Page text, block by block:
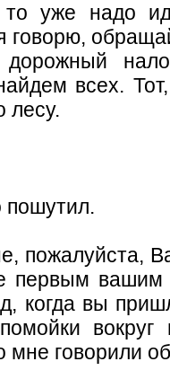
то уже надо
говорю,
дорожный
всех.
лесу.
пошутил.
пожалуйста,
первым
когда вы
мне говорили